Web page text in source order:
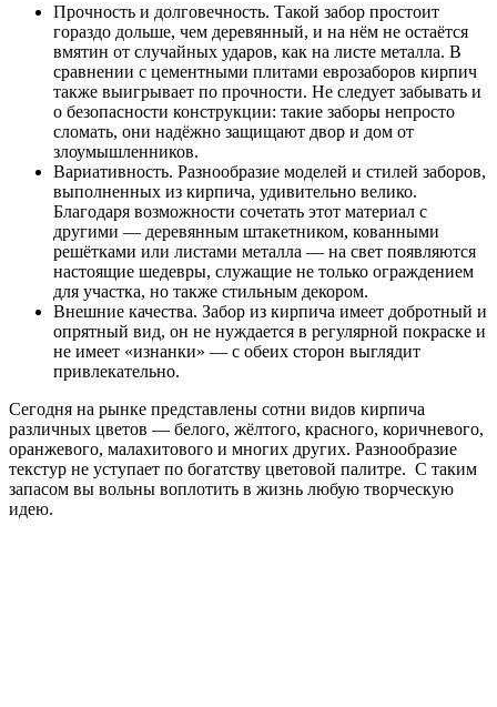
Прочность и долговечность. Такой забор простоит
гораздо дольше, чем деревянный, и на нём не остаётся
вмятин от случайных ударов, как на листе металла. В
сравнении с цементными плитами еврозаборов кирпич
также выигрывает по прочности. Не следует забывать и
о безопасности конструкции: такие заборы непросто
сломать, они надёжно защищают двор и дом от
злоумышленников.
Вариативность. Разнообразие моделей и стилей заборов,
выполненных из кирпича, удивительно велико.
Благодаря возможности сочетать этот материал с
другими ― деревянным штакетником, кованными
решётками или листами металла ― на свет появляются
настоящие шедевры, служащие не только ограждением
для участка, но также стильным декором.
Внешние качества. Забор из кирпича имеет добротный и
опрятный вид, он не нуждается в регулярной покраске и
не имеет «изнанки» ― с обеих сторон выглядит
привлекательно.
Сегодня на рынке представлены сотни видов кирпича
различных цветов ― белого, жёлтого, красного, коричневого,
оранжевого, малахитового и многих других. Разнообразие
текстур не уступает по богатству цветовой палитре. С таким
запасом вы вольны воплотить в жизнь любую творческую
идею.